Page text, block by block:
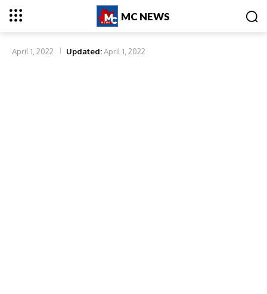
MC NEWS
April 1, 2022 Updated:April 1, 2022